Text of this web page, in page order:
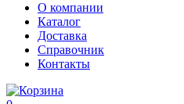
О компании
Каталог
Доставка
Справочник
Контакты